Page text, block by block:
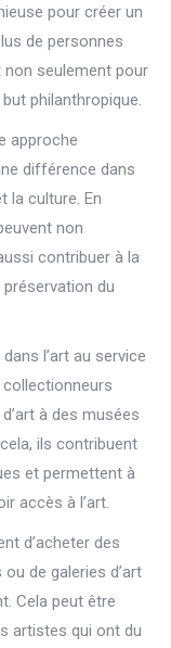
pour créer un
de personnes
non seulement pour
philanthropique.
approche
différence dans
la culture. En
non
contribuer à la
du
l’art au service
collectionneurs
à des musées
ils contribuent
et permettent à
accès à l’art.
d’acheter des
de galeries d’art
Cela peut être
artistes qui ont du